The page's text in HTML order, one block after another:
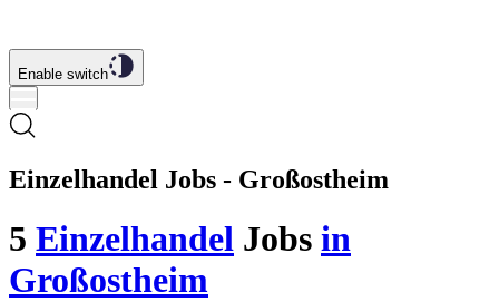
Enable switch
Einzelhandel Jobs - Großostheim
5 Einzelhandel Jobs in
Großostheim